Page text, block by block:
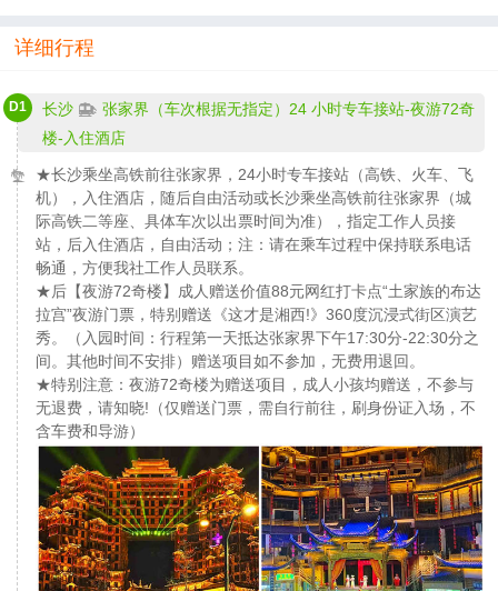
详细行程
D1 长沙
张家界（车次根据无指定）24 小时专车接站-夜游72奇
楼-入住酒店
★长沙乘坐高铁前往张家界，24小时专车接站（高铁、火车、飞
机），入住酒店，随后自由活动或长沙乘坐高铁前往张家界（城
际高铁二等座、具体车次以出票时间为准），指定工作人员接
站，后入住酒店，自由活动；注：请在乘车过程中保持联系电话
畅通，方便我社工作人员联系。
★后【夜游72奇楼】成人赠送价值88元网红打卡点“土家族的布达
拉宫”夜游门票，特别赠送《这才是湘西!》360度沉浸式街区演艺
秀。（入园时间：行程第一天抵达张家界下午17:30分-22:30分之
间。其他时间不安排）赠送项目如不参加，无费用退回。
★特别注意：夜游72奇楼为赠送项目，成人小孩均赠送，不参与
无退费，请知晓!（仅赠送门票，需自行前往，刷身份证入场，不
含车费和导游）